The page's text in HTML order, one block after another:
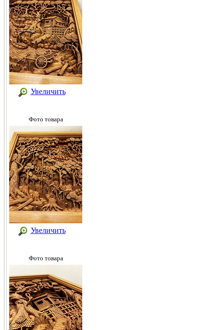
Увеличить
Фото товара
Увеличить
Фото товара